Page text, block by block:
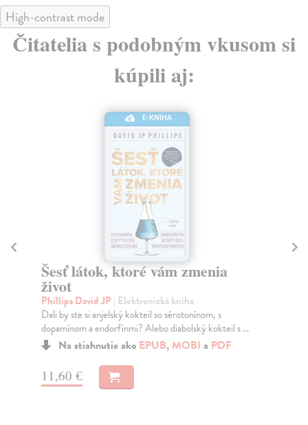
High-contrast mode
Čitatelia s podobným vkusom si
kúpili aj:
E-KNIHA
Šesť látok, ktoré vám zmenia
život
Phillips David JP| Elektronická kniha
Dali by ste si anjelský kokteil so sérotonínom, s
dopamínom a endorfínmi? Alebo diabolský kokteil s ...
Na stiahnutie ako EPUB,MOBI a PDF
11,60 €